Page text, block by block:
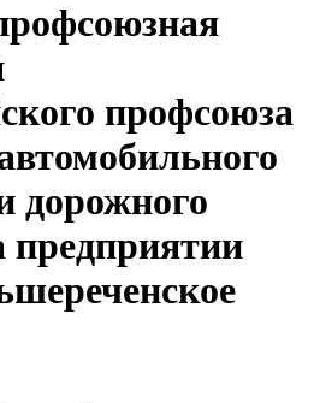
профсоюза
дорожного
предприятии